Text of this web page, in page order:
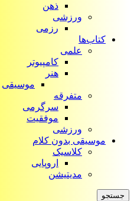
ذهن
ورزشی
رزمی
کتاب‌ها
علمی
کامپیوتر
هنر
موسیقی
متفرقه
سرگرمی
موفقیت
ورزشی
موسیقی بدون کلام
کلاسیک
اروپایی
مدیتیشن
جستجو